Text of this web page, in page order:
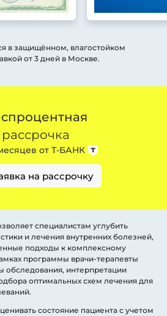
в защищённом, влагостойком
от 3 дней в Москве.
рассрочка
от Т-БАНК
на рассрочку
специалистам углубить
и лечения внутренних болезней,
подходы к комплексному
программы врачи-терапевты
обследования, интерпретации
оптимальных схем лечения для
состояние пациента с учетом